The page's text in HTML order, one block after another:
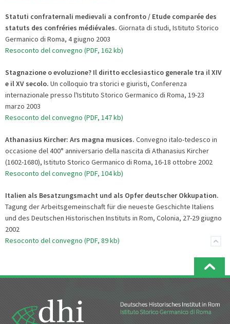
Statuti confraternali medievali a confronto / Etude comparée des
statuts des confréries médiévales. Giornata di studi, Istituto Storico
Germanico di Roma, 4 giugno 2003
Resoconto del convegno (PDF, 162 kb)
Stagnazione o evoluzione? Il diritto ecclesiastico generale tra il XIV
e il XV secolo. Un colloquio tra storici e giuristi, Conferenza
internazionale presso l'Istituto Storico Germanico di Roma, 19-23
marzo 2003
Resoconto del convegno (PDF, 147 kb)
Athanasius Kircher: Ars magna musices. Convegno italo-tedesco in
occasione del 400° anniversario della nascita di Athanasius Kircher
(1602-1680), Istituto Storico Germanico di Roma, 16-18 ottobre 2002
Resoconto del convegno (PDF, 104 kb)
Italien als Besatzungsmacht und als Opfer deutscher Okkupation.
Tagung der Arbeitsgemeinschaft für die neueste Geschichte Italiens
und des Deutschen Historischen Instituts in Rom, Colonia, 27-29 giugno
2002
Resoconto del convegno (PDF, 89 kb)